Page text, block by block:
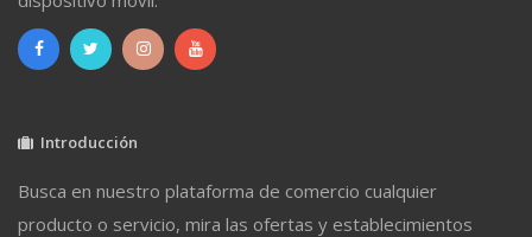
Introducción
Busca en nuestro plataforma de comercio cualquier
producto o servicio, mira las ofertas y establecimientos